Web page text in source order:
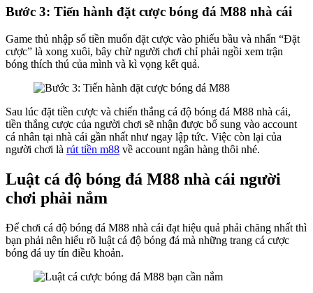
Bước 3: Tiến hành đặt cược bóng đá M88 nhà cái
Game thủ nhập số tiền muốn đặt cược vào phiếu bầu và nhấn “Đặt
cược” là xong xuôi, bây chừ người chơi chỉ phải ngồi xem trận
bóng thích thú của mình và kì vọng kết quả.
Sau lúc đặt tiền cược và chiến thắng cá độ bóng đá M88 nhà cái,
tiền thắng cược của người chơi sẽ nhận được bổ sung vào account
cá nhân tại nhà cái gần nhất như ngay lập tức. Việc còn lại của
người chơi là rút tiền m88 về account ngân hàng thôi nhé.
Luật cá độ bóng đá M88 nhà cái người
chơi phải nắm
Để chơi cá độ bóng đá M88 nhà cái đạt hiệu quả phải chăng nhất thì
bạn phải nên hiểu rõ luật cá độ bóng đá mà những trang cá cược
bóng đá uy tín điều khoản.